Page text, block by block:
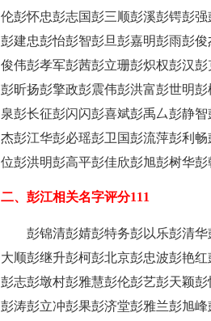
伦彭怀忠彭志国彭三顺彭溪彭锷彭强
彭建忠彭怡彭智彭旦彭嘉明彭雨彭俊
俊伟彭孝军彭茜彭立珊彭炽权彭汉彭
彭昕扬彭擎政彭震伟彭洪富彭世明彭
泉彭长征彭闪闪彭喜斌彭禹厶彭静智
杰彭江华彭必瑶彭卫国彭流萍彭利畅
位彭洪明彭高平彭佳欣彭旭彭树华彭
二、彭江相关名字评分111
彭锦清彭婧彭特务彭以乐彭清华
大顺彭继升彭柯彭北京彭忠波彭艳红
彭志彭墩村彭雅慧彭伦彭艺彭天颖彭
彭涛彭立冲彭果彭济堂彭雅兰彭旭峰